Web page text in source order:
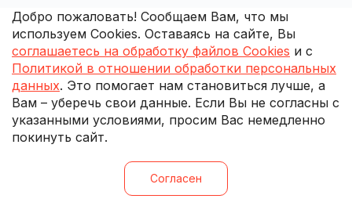
Добро пожаловать! Сообщаем Вам, что мы
используем Cookies. Оставаясь на сайте, Вы
соглашаетесь на обработку файлов Cookies и с
Политикой в отношении обработки персональных
данных. Это помогает нам становиться лучше, а
Вам – уберечь свои данные. Если Вы не согласны с
указанными условиями, просим Вас немедленно
покинуть сайт.
Согласен